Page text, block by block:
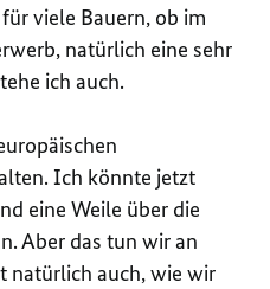
viele Bauern, ob im
natürlich eine sehr
ich auch.
Ich könnte jetzt
eine Weile über die
Aber das tun wir an
natürlich auch, wie wir